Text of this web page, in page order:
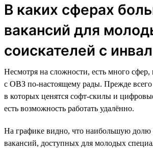
В каких сферах
вакансий для
соискателей с
Несмотря на сложности, есть много сфер,
с ОВЗ по-настоящему рады. Прежде всего
в которых ценятся софт-скилы и
есть возможность работать удалённо.
На графике видно, что наибольшую долю
вакансий, доступных для молодых